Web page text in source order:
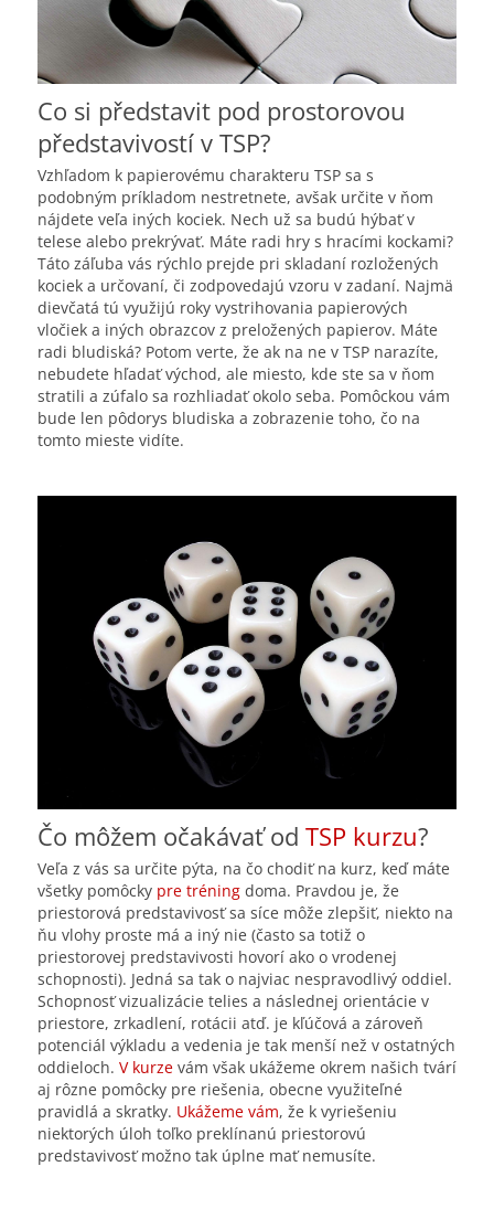
Co si představit pod prostorovou
představivostí v TSP?
Vzhľadom k papierovému charakteru TSP sa s
podobným príkladom nestretnete, avšak určite v ňom
nájdete veľa iných kociek. Nech už sa budú hýbať v
telese alebo prekrývať. Máte radi hry s hracími kockami?
Táto záľuba vás rýchlo prejde pri skladaní rozložených
kociek a určovaní, či zodpovedajú vzoru v zadaní. Najmä
dievčatá tú využijú roky vystrihovania papierových
vločiek a iných obrazcov z preložených papierov. Máte
radi bludiská? Potom verte, že ak na ne v TSP narazíte,
nebudete hľadať východ, ale miesto, kde ste sa v ňom
stratili a zúfalo sa rozhliadať okolo seba. Pomôckou vám
bude len pôdorys bludiska a zobrazenie toho, čo na
tomto mieste vidíte.
Čo môžem očakávať od TSP kurzu?
Veľa z vás sa určite pýta, na čo chodiť na kurz, keď máte
všetky pomôcky pre tréningdoma. Pravdou je, že
priestorová predstavivosť sa síce môže zlepšiť, niekto na
ňu vlohy proste má a iný nie (často sa totiž o
priestorovej predstavivosti hovorí ako o vrodenej
schopnosti). Jedná sa tak o najviac nespravodlivý oddiel.
Schopnosť vizualizácie telies a následnej orientácie v
priestore, zrkadlení, rotácii atď. je kľúčová a zároveň
potenciál výkladu a vedenia je tak menší než v ostatných
oddieloch. V kurzevám však ukážeme okrem našich tvárí
aj rôzne pomôcky pre riešenia, obecne využiteľné
pravidlá a skratky. Ukážeme vám, že k vyriešeniu
niektorých úloh toľko preklínanú priestorovú
predstavivosť možno tak úplne mať nemusíte.